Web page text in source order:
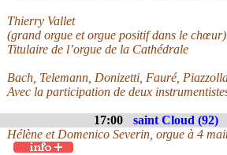
Thierry Vallet
(grand orgue et orgue positif dans le chœur)
Titulaire de l’orgue de la Cathédrale
Bach, Telemann, Donizetti, Fauré,
Avec la participation de deux
17:00 saint Cloud (92)
Hélène et Domenico Severin, orgue à 4